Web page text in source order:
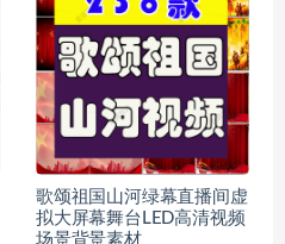
歌颂祖国山河绿幕直播间虚
拟大屏幕舞台LED高清视频
场景背景素材